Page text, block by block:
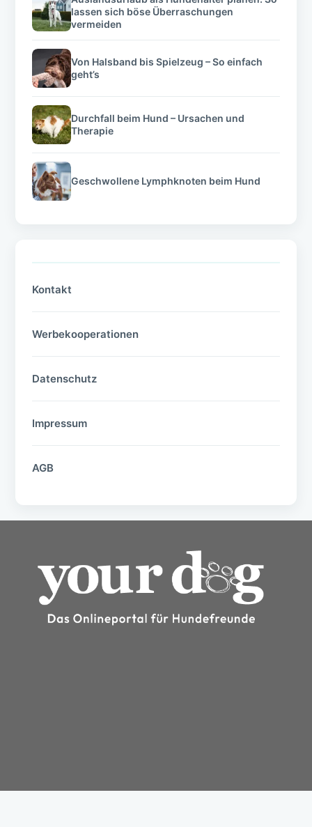
lassen sich böse Überraschungen
vermeiden
Von Halsband bis Spielzeug – So einfach
geht’s
Durchfall beim Hund – Ursachen und
Therapie
Geschwollene Lymphknoten beim Hund
Kontakt
Werbekooperationen
Datenschutz
Impressum
AGB